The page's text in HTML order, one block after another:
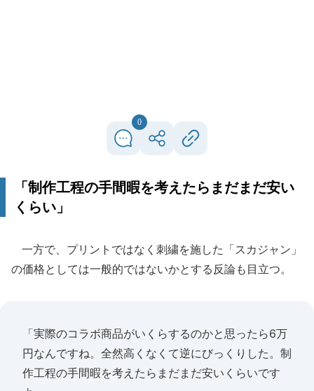
0
「制作工程の手間暇を考えたらまだまだ安い
くらい」
一方で、プリントではなく刺繍を施した「スカジャン」
の価格としては一般的ではないかとする反論も目立つ。
「実際のコラボ商品がいくらするのかと思ったら6万
円なんですね。全然高くなくて逆にびっくりした。制
作工程の手間暇を考えたらまだまだ安いくらいです